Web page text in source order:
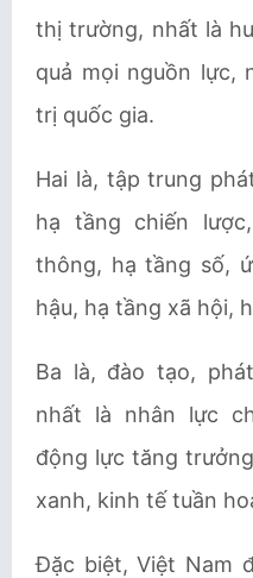
thị trường, nhất là
quả mọi nguồn lực,
trị quốc gia.
Hai là, tập trung
hạ tầng chiến
thông, hạ tầng số,
hậu, hạ tầng xã hội,
Ba là, đào tạo,
nhất là nhân lực
động lực tăng
xanh, kinh tế tuần
Đặc biệt, Việt Nam